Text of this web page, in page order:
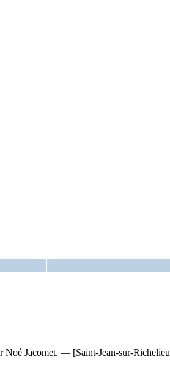
Noé Jacomet. — [Saint-Jean-sur-